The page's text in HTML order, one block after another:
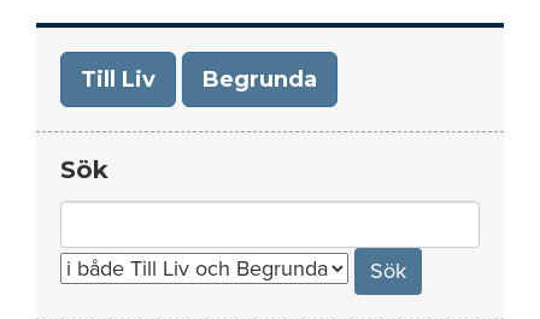
Till Liv Begrunda
Sök
for: